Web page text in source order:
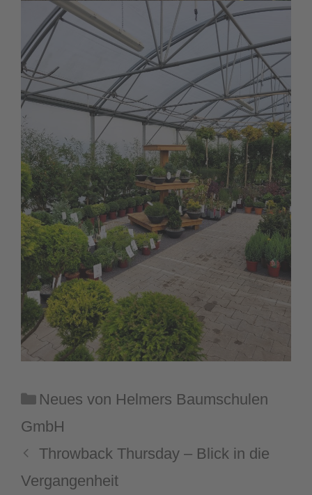
Kategorien
Neues von Helmers Baumschulen
GmbH
Throwback Thursday – Blick in die
Vergangenheit